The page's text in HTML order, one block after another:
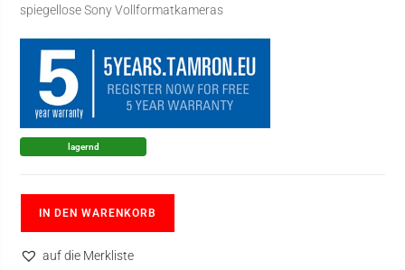
spiegellose Sony Vollformatkameras
lagernd
IN DEN WARENKORB
auf die Merkliste